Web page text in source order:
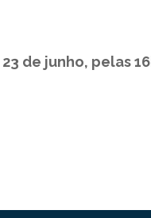
de junho, pelas